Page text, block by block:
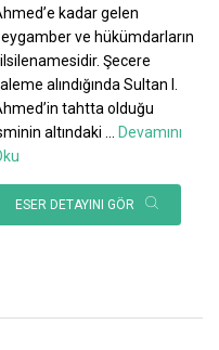
kadar gelen
ve hükümdarların
Şecere
alındığında Sultan I.
tahtta olduğu
altındaki
Devamını
ESER DETAYINI GÖR